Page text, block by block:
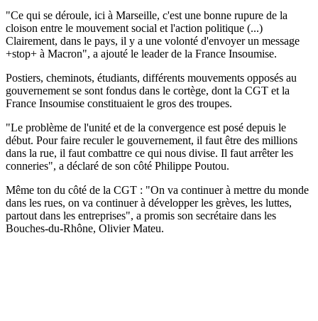
"Ce qui se déroule, ici à Marseille, c'est une bonne rupure de la
cloison entre le mouvement social et l'action politique (...)
Clairement, dans le pays, il y a une volonté d'envoyer un message
+stop+ à Macron", a ajouté le leader de la France Insoumise.
Postiers, cheminots, étudiants, différents mouvements opposés au
gouvernement se sont fondus dans le cortège, dont la CGT et la
France Insoumise constituaient le gros des troupes.
"Le problème de l'unité et de la convergence est posé depuis le
début. Pour faire reculer le gouvernement, il faut être des millions
dans la rue, il faut combattre ce qui nous divise. Il faut arrêter les
conneries", a déclaré de son côté Philippe Poutou.
Même ton du côté de la CGT : "On va continuer à mettre du monde
dans les rues, on va continuer à développer les grèves, les luttes,
partout dans les entreprises", a promis son secrétaire dans les
Bouches-du-Rhône, Olivier Mateu.